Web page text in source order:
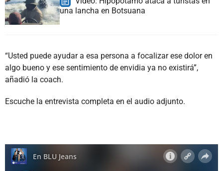
una lancha en Botsuana
“Usted puede ayudar a esa persona a focalizar ese dolor en
algo bueno y ese sentimiento de envidia ya no existirá”,
añadió la coach.
Escuche la entrevista completa en el audio adjunto.